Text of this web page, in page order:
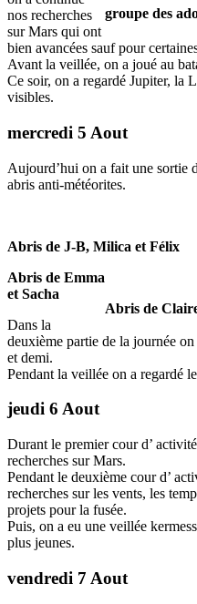
groupe des
nos recherches
sur Mars qui ont
bien avancées sauf pour
Avant la veillée, on a joué au
Ce soir, on a regardé Jupiter, la
visibles.
mercredi 5 Aout
Aujourd’hui on a fait une sortie
abris anti-météorites.
Abris de J-B, Milica et Félix
Abris de
Abris de Emma
et Sacha
Dans la
deuxième partie de la journée
et demi.
Pendant la veillée on a regardé
jeudi 6 Aout
Durant le premier cour d’
recherches sur Mars.
Pendant le deuxième cour d’
recherches sur les vents, les
projets pour la fusée.
Puis, on a eu une veillée
plus jeunes.
vendredi 7 Aout